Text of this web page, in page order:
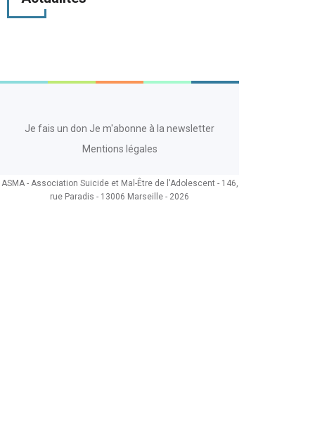
Je fais un don Je m'abonne à la newsletter
Mentions légales
ASMA - Association Suicide et Mal-Être de l'Adolescent - 146,
rue Paradis - 13006 Marseille - 2026